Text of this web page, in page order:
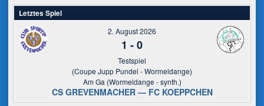
Letztes Spiel
2. August 2026
1 -0
Testspiel
(Coupe Jupp Pundel - Wormeldange)
Am Ga (Wormeldange - synth.)
CS GREVENMACHER — FC KOEPPCHEN